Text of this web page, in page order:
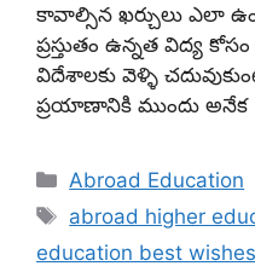
కావాల్సిన ఖర్చులు ఎలా
ప్రస్తుతం ఉన్నత విద్య
విదేశాలకు వెళ్ళి
ప్రయాణానికి ముందు అనేక
Categories
Abroad Education
Tags
abroad higher
education best